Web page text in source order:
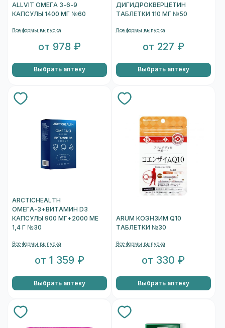
ALLVIT ОМЕГА 3-6-9
КАПСУЛЫ 1400 МГ №60
Все формы выпуска
от 978 ₽
Выбрать аптеку
ДИГИДРОКВЕРЦЕТИН
ТАБЛЕТКИ 110 МГ №50
Все формы выпуска
от 227 ₽
Выбрать аптеку
ARCTICHEALTH
ОМЕГА-3+ВИТАМИН D3
КАПСУЛЫ 900 МГ+2000 МЕ
1,4 Г №30
Все формы выпуска
от 1 359 ₽
Выбрать аптеку
ARUM КОЭНЗИМ Q10
ТАБЛЕТКИ №30
Все формы выпуска
от 330 ₽
Выбрать аптеку